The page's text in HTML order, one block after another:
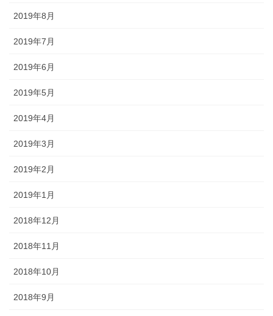
2019年8月
2019年7月
2019年6月
2019年5月
2019年4月
2019年3月
2019年2月
2019年1月
2018年12月
2018年11月
2018年10月
2018年9月